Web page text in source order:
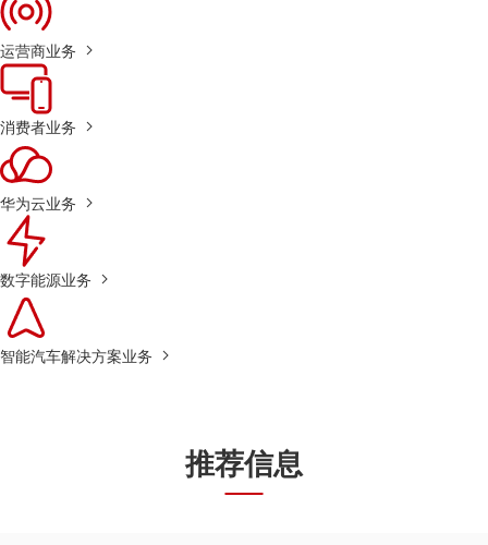
运营商业务
消费者业务
华为云业务
数字能源业务
智能汽车解决方案业务
推荐信息